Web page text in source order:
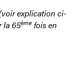
explication ci-
la 65ème fois en